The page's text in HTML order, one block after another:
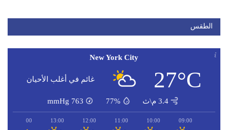
الطقس
New York City
27°C غائم في أغلب الأحيان
3.4 م\ث 77%
763
mmHg
09:00
10:00
11:00
12:00
13:00
14:00